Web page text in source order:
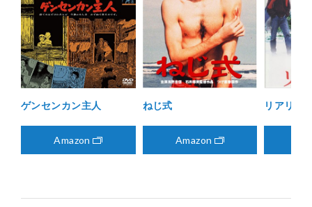
ゲンセンカン主人
Amazon
ねじ式
Amazon
リアリズ